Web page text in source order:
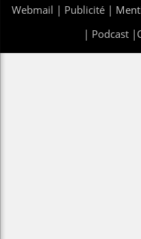
Webmail | Publicité |
| Podcast|